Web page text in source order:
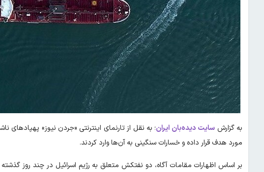
به گزارش سایت دیده‌بان ایران؛ به نقل از تارنمای اینترنتی «جردن نیوز»
مورد هدف قرار داده و خسارات سنگینی به آن‌ها وارد کردند.
بر اساس اظهارات مقامات آگاه، دو نفتکش متعلق به رژیم اسرائیل در چند روز